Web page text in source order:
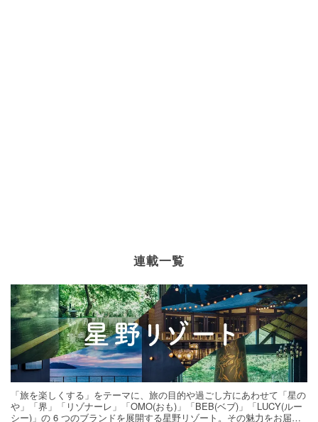
連載一覧
「旅を楽しくする」をテーマに、旅の目的や過ごし方にあわせて「星の
や」「界」「リゾナーレ」「OMO(おも)」「BEB(ベブ)」「LUCY(ルー
シー)」の 6 つのブランドを展開する星野リゾート。その魅力をお届け